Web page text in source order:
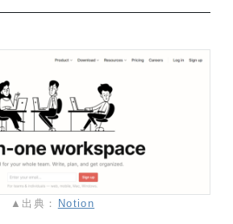
▲出典： Notion